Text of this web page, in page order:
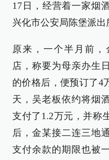
17日，经营着一家烟
兴化市公安局陈堡派出
原来，一个半月前
店，称要为母亲办生
的价格后，便预订了4
天，吴老板依约将烟
支付了1.2万元，并称
后，金某接二连三地
支付余款的期限也被